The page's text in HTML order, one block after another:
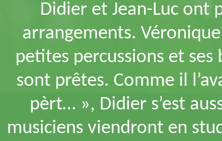
Didier et Jean-Luc ont
arrangements.
petites percussions et ses
sont prêtes. Comme il
pèrt… », Didier s’est
musiciens viendront en